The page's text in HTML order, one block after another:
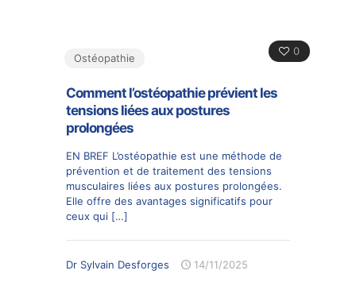
0
Ostéopathie
Comment l’ostéopathie prévient les
tensions liées aux postures
prolongées
EN BREF L’ostéopathie est une méthode de
prévention et de traitement des tensions
musculaires liées aux postures prolongées.
Elle offre des avantages significatifs pour
ceux qui […]
Dr Sylvain Desforges 14/11/2025